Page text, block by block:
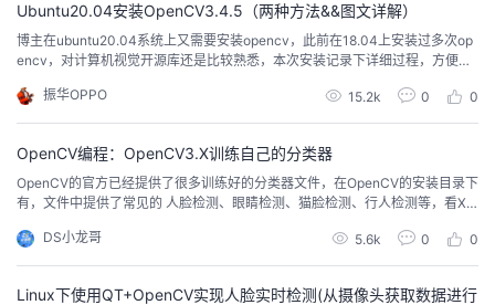
者
我
Ubuntu20.04安装OpenCV3.4.5（两种方法&&图文详解）
博主在ubuntu20.04系统上又需要安装opencv，此前在18.04上安装过多次op
encv，对计算机视觉开源库还是比较熟悉，本次安装记录下详细过程，方便后
到吧？只需要一条命令行就可以安装好opencv，它会自动下载安装所需的库文
件，这里显示要149个，右下角显示还需要2小时11分，...
振华OPPO 15.2k 0 0
OpenCV编程：OpenCV3.X训练自己的分类器
OpenCV的官方已经提供了很多训练好的分类器文件，在OpenCV的安装目录下
有，文件中提供了常见的 人脸检测、眼睛检测、猫脸检测、行人检测等，看XM
DS小龙哥
5.6k 0 0
Linux下使用QT+OpenCV实现人脸实时检测(从摄像头获取数据进行